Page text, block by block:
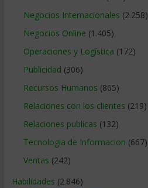
Negocios Internacionales (2.258)
Negocios Online (1.405)
Operaciones y Logística (172)
Publicidad (306)
Recursos Humanos (865)
Relaciones con los clientes (219)
Relaciones publicas (132)
Tecnologia de Informacion (667)
Ventas (242)
Habilidades (2.846)